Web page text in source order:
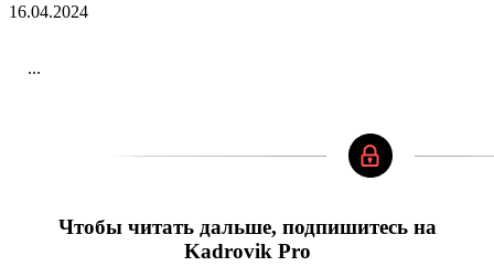
16.04.2024
...
Чтобы читать дальше, подпишитесь на
Kadrovik Pro